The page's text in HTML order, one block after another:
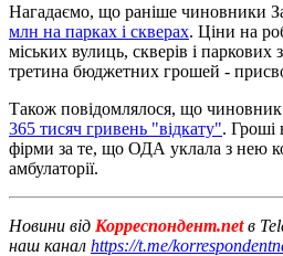
Нагадаємо, що раніше чиновники
млн на парках і скверах. Ціни на
міських вулиць, скверів і паркових
третина бюджетних грошей -
Також повідомлялося, що
365 тисяч гривень "відкату". Гроші
фірми за те, що ОДА уклала з нею
амбулаторії.
Новини від Корреспондент.netв
наш канал https://t.me/